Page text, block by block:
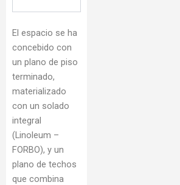
El espacio se ha
concebido con
un plano de piso
terminado,
materializado
con un solado
integral
(Linoleum –
FORBO), y un
plano de techos
que combina